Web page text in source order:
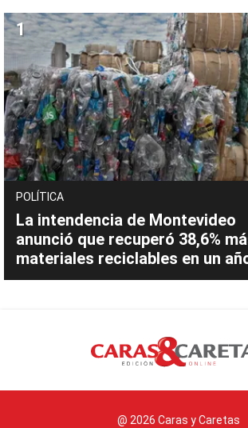
POLÍTICA
La intendencia de Montevideo
anunció que recuperó 38,6%
materiales reciclables en un
@ 2026 Caras y Caretas